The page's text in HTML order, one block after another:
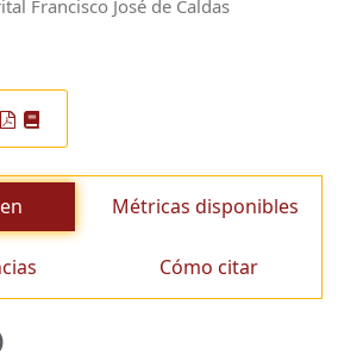
Francisco José de Caldas
Métricas disponibles
Cómo citar